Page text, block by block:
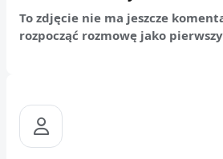
To zdjęcie nie ma jeszcze
rozpocząć rozmowę jako